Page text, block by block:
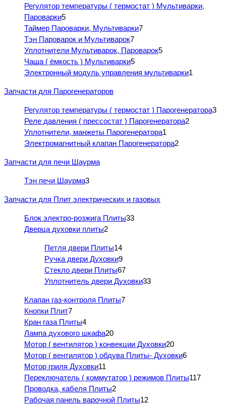
Регулятор температуры ( термостат ) Мультиварки,
Пароварки5
Таймер Пароварки, Мультиварки7
Тэн Пароварок и Мультиварок7
Уплотнители Мультиварок, Пароварок5
Чаша ( ёмкость ) Мультиварки5
Электронный модуль управления мультиварки1
Запчасти для Парогенераторов
Регулятор температуры ( термостат ) Парогенератора3
Реле давления ( прессостат ) Парогенератора2
Уплотнители, манжеты Парогенератора1
Электромагнитный клапан Парогенератора2
Запчасти для печи Шаурма
Тэн печи Шаурма3
Запчасти для Плит электрических и газовых
Блок электро-розжига Плиты33
Дверца духовки плиты2
Петля двери Плиты14
Ручка двери Духовки9
Стекло двери Плиты67
Уплотнитель двери Духовки33
Клапан газ-контроля Плиты7
Кнопки Плит7
Кран газа Плиты4
Лампа духового шкафа20
Мотор ( вентилятор ) конвекции Духовки20
Мотор ( вентилятор ) обдува Плиты- Духовки6
Мотор гриля Духовки11
Переключатель ( коммутатор ) режимов Плиты117
Проводка, кабеля Плиты2
Рабочая панель варочной Плиты12